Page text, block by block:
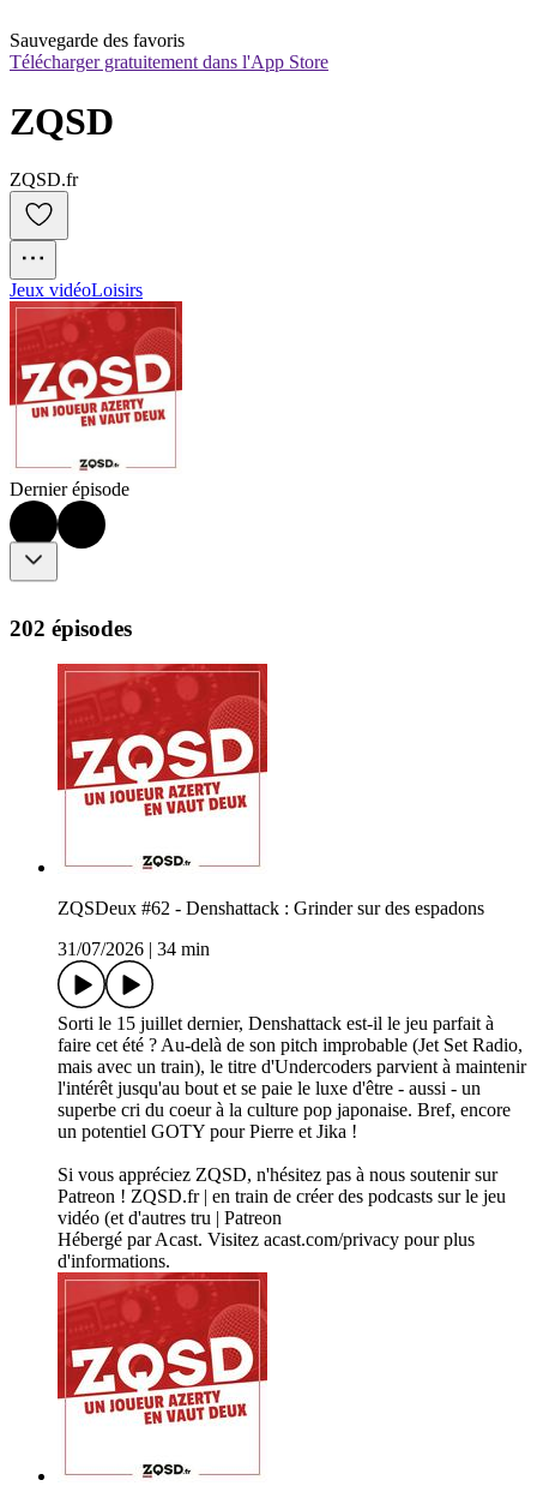
Sauvegarde des favoris
Télécharger gratuitement dans l'App Store
ZQSD
ZQSD.fr
Jeux vidéoLoisirs
Dernier épisode
202 épisodes
ZQSDeux #62 - Denshattack : Grinder sur des espadons
31/07/2026
34 min
Sorti le 15 juillet dernier, Denshattack est-il le jeu parfait à
faire cet été ? Au-delà de son pitch improbable (Jet Set Radio,
mais avec un train), le titre d'Undercoders parvient à maintenir
l'intérêt jusqu'au bout et se paie le luxe d'être - aussi - un
superbe cri du coeur à la culture pop japonaise. Bref, encore
un potentiel GOTY pour Pierre et Jika !
Si vous appréciez ZQSD, n'hésitez pas à nous soutenir sur
Patreon ! ZQSD.fr | en train de créer des podcasts sur le jeu
vidéo (et d'autres tru | Patreon
Hébergé par Acast. Visitez acast.com/privacy pour plus
d'informations.